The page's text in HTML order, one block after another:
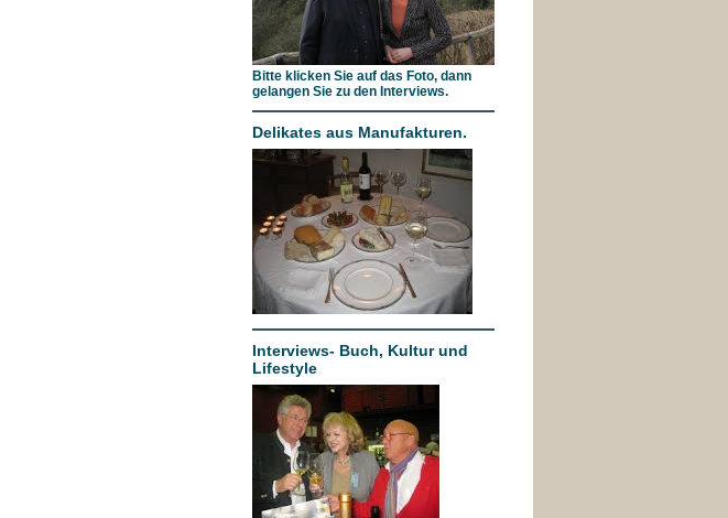
Bitte klicken Sie auf das Foto, dann
gelangen Sie zu den Interviews.
Delikates aus Manufakturen.
Interviews- Buch, Kultur und
Lifestyle